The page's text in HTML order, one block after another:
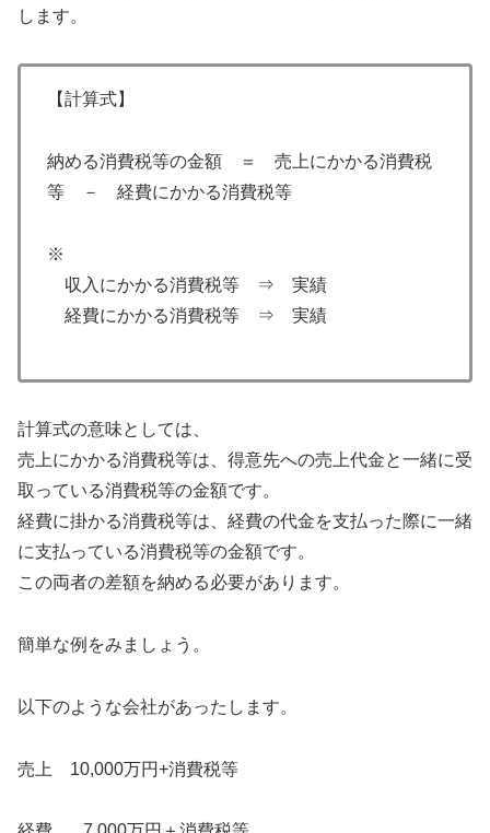
します。
【計算式】
納める消費税等の金額 ＝ 売上にかかる消費税
等 － 経費にかかる消費税等
※
収入にかかる消費税等 ⇒ 実績
経費にかかる消費税等 ⇒ 実績
計算式の意味としては、
売上にかかる消費税等は、得意先への売上代金と一緒に受
取っている消費税等の金額です。
経費に掛かる消費税等は、経費の代金を支払った際に一緒
に支払っている消費税等の金額です。
この両者の差額を納める必要があります。
簡単な例をみましょう。
以下のような会社があったします。
売上 10,000万円+消費税等